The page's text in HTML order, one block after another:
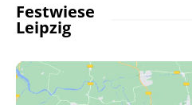
Festwiese
Leipzig